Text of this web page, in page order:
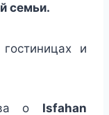
семьи.
и
о Isfahan